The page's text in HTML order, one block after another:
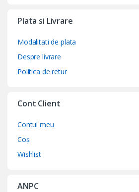
Plata si Livrare
Modalitati de plata
Despre livrare
Politica de retur
Cont Client
Contul meu
Coș
Wishlist
ANPC